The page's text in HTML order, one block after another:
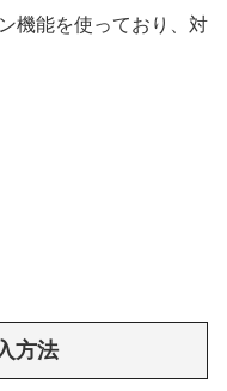
機能を使っており、対
方法